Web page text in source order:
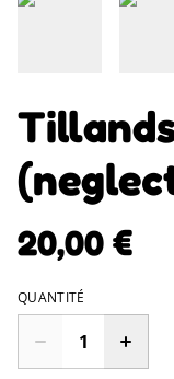
20,00 €
QUANTITÉ